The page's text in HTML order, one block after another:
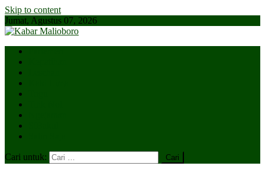
Skip to content
Jumat, Agustus 07, 2026
Cari untuk: